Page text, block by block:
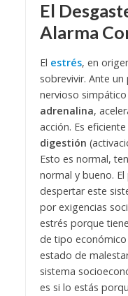
El
Alarma
El estrés, en
sobrevivir. Ante
nervioso
adrenalina,
acción. Es
digestión
Esto es normal,
normal y bueno.
despertar este
por exigencias
estrés porque
de tipo
estado de
sistema
es si lo estás